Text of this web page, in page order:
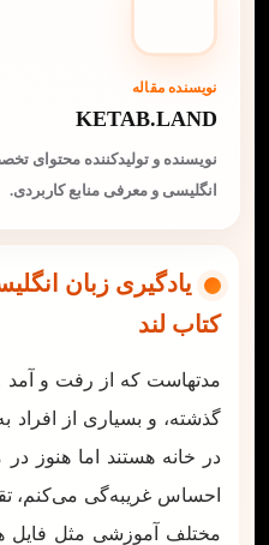
نویسنده مقاله
KETAB.LAND
نویسنده و تولیدکننده محتوای
انگلیسی و معرفی منابع کاربردی.
یادگیری زبان
کتاب لند
مدتهاست که از رفت و آمد
گذشته، و بسیاری از افراد
در خانه هستند اما هنوز
احساس غریبه‌گی می‌کنم،
مختلف آموزشی مثل